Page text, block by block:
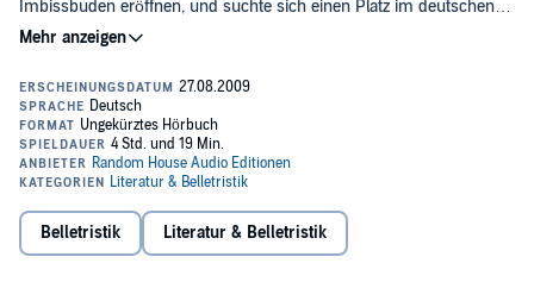
Imbissbuden eröffnen, und suchte sich einen Platz im deutschen
Ausländerbehördistan. Mit Kurz- und Kürzestgeschichten eroberte
er die Reformbühne Heim und Welt, das Café Burger und die
Stones auf den Verteidigungsring um Moskau, und spätestens 2011
will er Berliner Oberbürgermeister werden. Bis dahin bleibt er on
Tour...(c)+(p) 2007 Random House Audio, Deutschland
Belletristik Literatur & Belletristik